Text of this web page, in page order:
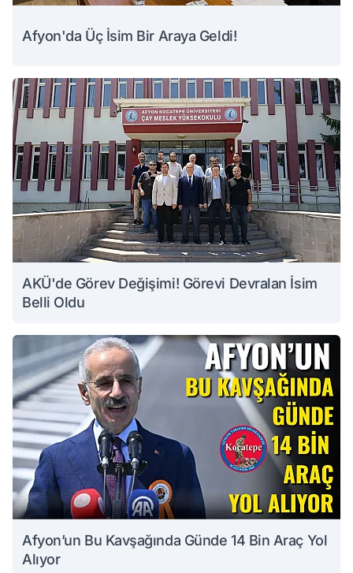
Afyon'da Üç İsim Bir Araya Geldi!
AKÜ'de Görev Değişimi! Görevi Devralan İsim
Belli Oldu
Afyon’un Bu Kavşağında Günde 14 Bin Araç Yol
Alıyor